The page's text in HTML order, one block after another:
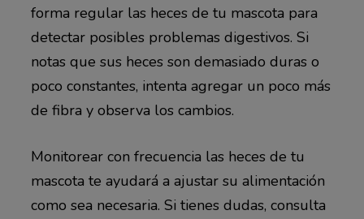
forma regular las heces de tu mascota para
detectar posibles problemas digestivos. Si
notas que sus heces son demasiado duras o
poco constantes, intenta agregar un poco más
de fibra y observa los cambios.
Monitorear con frecuencia las heces de tu
mascota te ayudará a ajustar su alimentación
como sea necesaria. Si tienes dudas, consulta